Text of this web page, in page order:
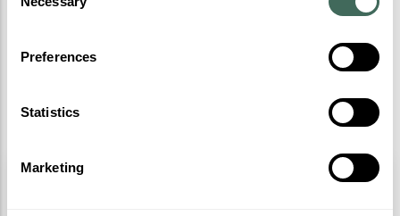
Selection
Preferences
Statistics
Marketing
N'Boscat